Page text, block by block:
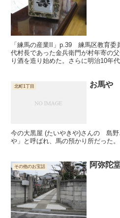
「練馬の産業II」p.39 練馬区教育委
代村長であった金兵衛門が村年寄の
り酒を造り始めた。さらに明治10年
北町1丁目 お馬や
今の大黒屋 (たいやきや)さんの 島野
や」と呼ばれ、馬の預かり所だっ
その他のお宝話 阿弥陀